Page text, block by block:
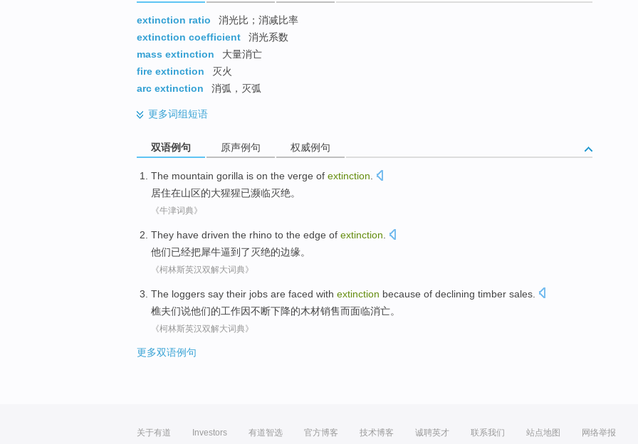
extinction ratio
消光比；消减比率
extinction coefficient
消光系数
mass extinction
大量消亡
fire extinction
灭火
arc extinction
消弧，灭弧
更多词组短语
双语例句 原声例句 权威例句
The mountain gorilla is on the verge of extinction
居住在山区的大猩猩已濒临灭绝。
《牛津词典》
They have driven the rhino to the edge of extinction
他们已经把犀牛逼到了灭绝的边缘。
《柯林斯英汉双解大词典》
The loggers say their jobs are faced with extinction because of declining timber sales
樵夫们说他们的工作因不断下降的木材销售而面临消亡。
《柯林斯英汉双解大词典》
更多双语例句
关于有道 Investors 有道智选 官方博客 技术博客 诚聘英才 联系我们 站点地图 网络举报